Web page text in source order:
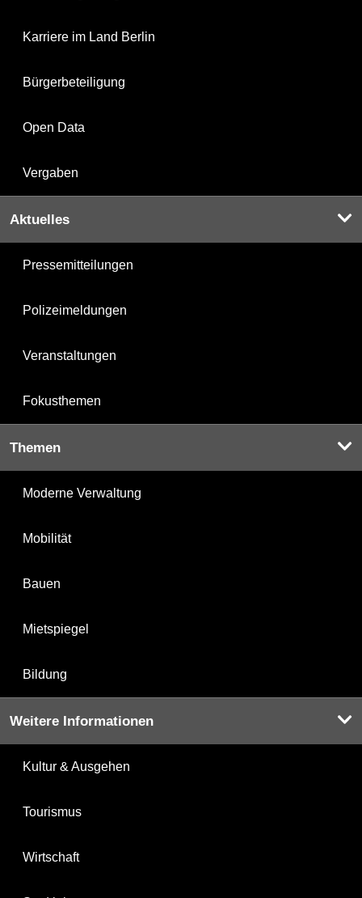
Karriere im Land Berlin
Bürgerbeteiligung
Open Data
Vergaben
Aktuelles
Pressemitteilungen
Polizeimeldungen
Veranstaltungen
Fokusthemen
Themen
Moderne Verwaltung
Mobilität
Bauen
Mietspiegel
Bildung
Weitere Informationen
Kultur & Ausgehen
Tourismus
Wirtschaft